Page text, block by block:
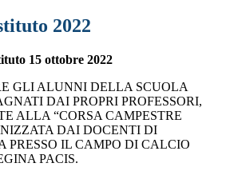
2022
15 ottobre 2022
GLI ALUNNI DELLA SCUOLA
DAI PROPRI PROFESSORI,
ALLA “CORSA CAMPESTRE
DAI DOCENTI DI
PRESSO IL CAMPO DI CALCIO
PACIS.